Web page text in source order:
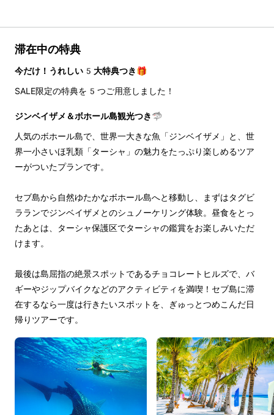
滞在中の特典
今だけ！うれしい5大特典つき🎁
SALE限定の特典を5つご用意しました！
ジンベイザメ＆ボホール島観光つき🦈
人気のボホール島で、世界一大きな魚「ジンベイザメ」と、世
界一小さいほ乳類「ターシャ」の魅力をたっぷり楽しめるツア
ーがついたプランです。
セブ島から自然ゆたかなボホール島へと移動し、まずはタグビ
ラランでジンベイザメとのシュノーケリング体験。昼食をとっ
たあとは、ターシャ保護区でターシャの鑑賞をお楽しみいただ
けます。
最後は島屈指の絶景スポットであるチョコレートヒルズで、バ
ギーやジップバイクなどのアクティビティを満喫！セブ島に滞
在するなら一度は行きたいスポットを、ぎゅっとつめこんだ日
帰りツアーです。